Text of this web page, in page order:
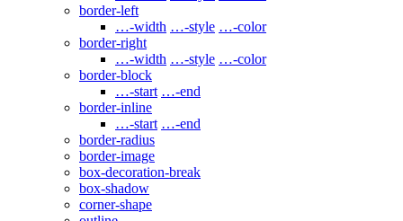
border-left
…-width …-style …-color
border-right
…-width …-style …-color
border-block
…-start …-end
border-inline
…-start …-end
border-radius
border-image
box-decoration-break
box-shadow
corner-shape